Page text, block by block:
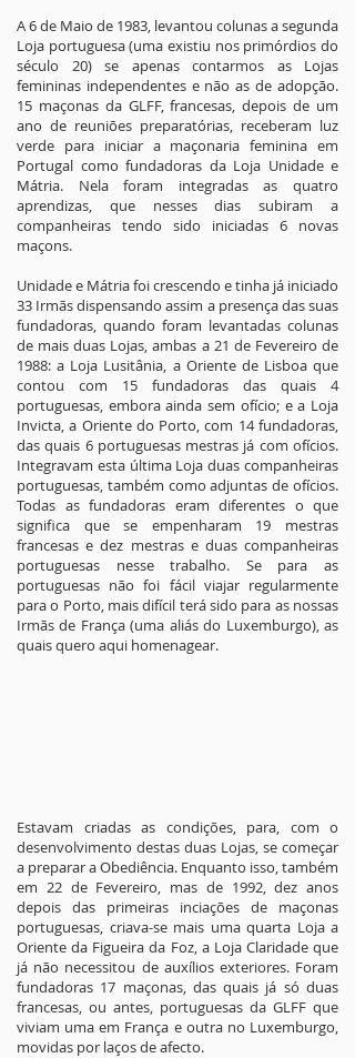
A 6 de Maio de 1983, levantou colunas a segunda
Loja portuguesa (uma existiu nos primórdios do
século 20) se apenas contarmos as Lojas
femininas independentes e não as de adopção.
15 maçonas da GLFF, francesas, depois de um
ano de reuniões preparatórias, receberam luz
verde para iniciar a maçonaria feminina em
Portugal como fundadoras da Loja Unidade e
Mátria. Nela foram integradas as quatro
aprendizas, que nesses dias subiram a
companheiras tendo sido iniciadas 6 novas
maçons.
Unidade e Mátria foi crescendo e tinha já iniciado
33 Irmãs dispensando assim a presença das suas
fundadoras, quando foram levantadas colunas
de mais duas Lojas, ambas a 21 de Fevereiro de
1988: a Loja Lusitânia, a Oriente de Lisboa que
contou com 15 fundadoras das quais 4
portuguesas, embora ainda sem ofício; e a Loja
Invicta, a Oriente do Porto, com 14 fundadoras,
das quais 6 portuguesas mestras já com ofícios.
Integravam esta última Loja duas companheiras
portuguesas, também como adjuntas de ofícios.
Todas as fundadoras eram diferentes o que
significa que se empenharam 19 mestras
francesas e dez mestras e duas companheiras
portuguesas nesse trabalho. Se para as
portuguesas não foi fácil viajar regularmente
para o Porto, mais difícil terá sido para as nossas
Irmãs de França (uma aliás do Luxemburgo), as
quais quero aqui homenagear.
Estavam criadas as condições, para, com o
desenvolvimento destas duas Lojas, se começar
a preparar a Obediência. Enquanto isso, também
em 22 de Fevereiro, mas de 1992, dez anos
depois das primeiras inciações de maçonas
portuguesas, criava-se mais uma quarta Loja a
Oriente da Figueira da Foz, a Loja Claridade que
já não necessitou de auxílios exteriores. Foram
fundadoras 17 maçonas, das quais já só duas
francesas, ou antes, portuguesas da GLFF que
viviam uma em França e outra no Luxemburgo,
movidas por laços de afecto.